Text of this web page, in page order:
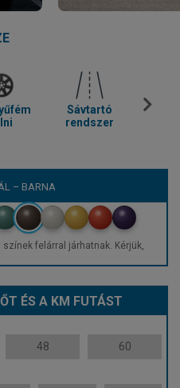
Sávtartó
rendszer
– BARNA
felárral járhatnak. Kérjük,
ÉS A KM FUTÁST
48 60